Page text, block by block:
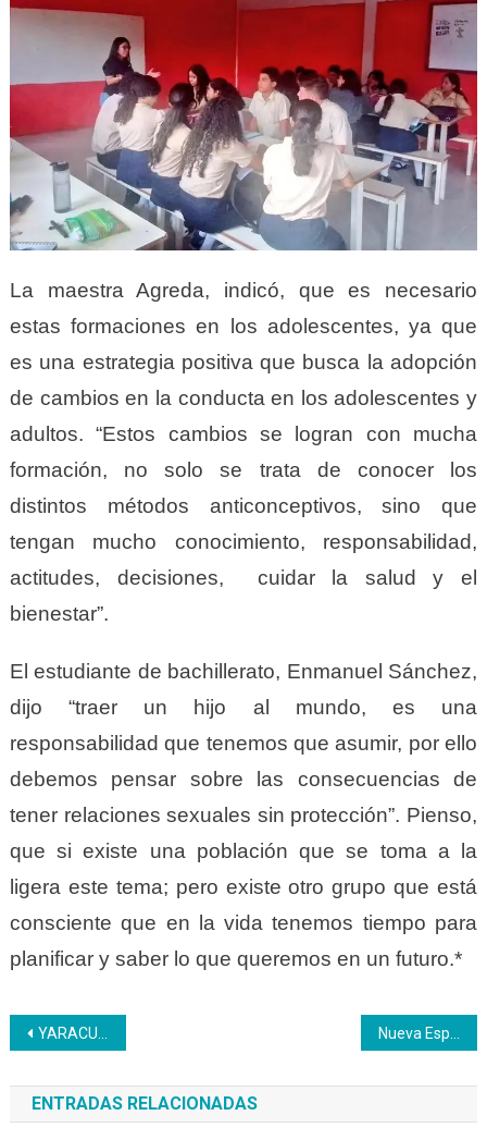
La maestra Agreda, indicó, que es necesario
estas formaciones en los adolescentes, ya que
es una estrategia positiva que busca la adopción
de cambios en la conducta en los adolescentes y
adultos. “Estos cambios se logran con mucha
formación, no solo se trata de conocer los
distintos métodos anticonceptivos, sino que
tengan mucho conocimiento, responsabilidad,
actitudes, decisiones, cuidar la salud y el
bienestar”.
El estudiante de bachillerato, Enmanuel Sánchez,
dijo “traer un hijo al mundo, es una
responsabilidad que tenemos que asumir, por ello
debemos pensar sobre las consecuencias de
tener relaciones sexuales sin protección”. Pienso,
que si existe una población que se toma a la
ligera este tema; pero existe otro grupo que está
consciente que en la vida tenemos tiempo para
planificar y saber lo que queremos en un futuro.*
Navegación
de
entradas
YARACUY | Más de Cien Jóvenes yaracuyanos se incorporan al Programa Nacional de Aprendizaje del Inces
ENTRADAS RELACIONADAS